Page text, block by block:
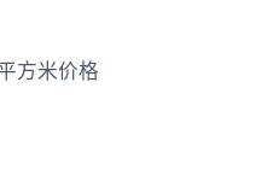
方米价格